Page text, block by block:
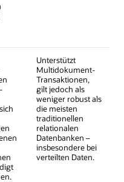
Unterstützt
Multidokument-
Transaktionen,
gilt jedoch als
weniger robust als
die meisten
traditionellen
relationalen
Datenbanken –
insbesondere bei
verteilten Daten.